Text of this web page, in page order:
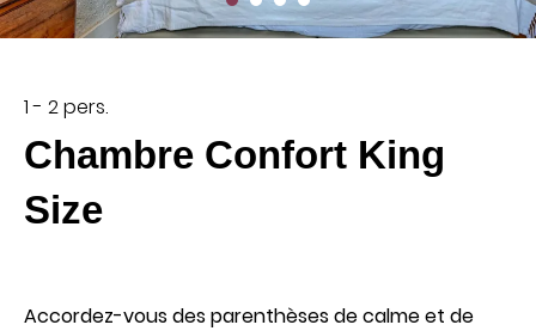
location de la salle
Arrivée
1 - 2 pers.
Chambre Confort King
Size
Accordez-vous des parenthèses de calme et de